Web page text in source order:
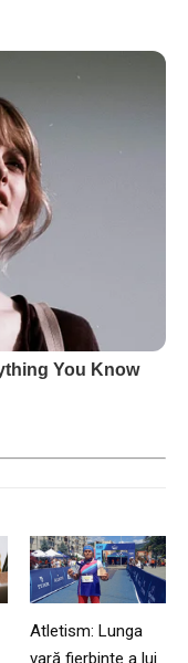
Atletism: Lunga
vară fierbinte a lui